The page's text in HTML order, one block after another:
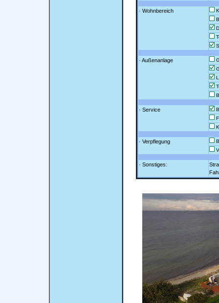
· Wohnbereich
· Außenanlage
· Service
· Verpflegung
· Sonstiges: